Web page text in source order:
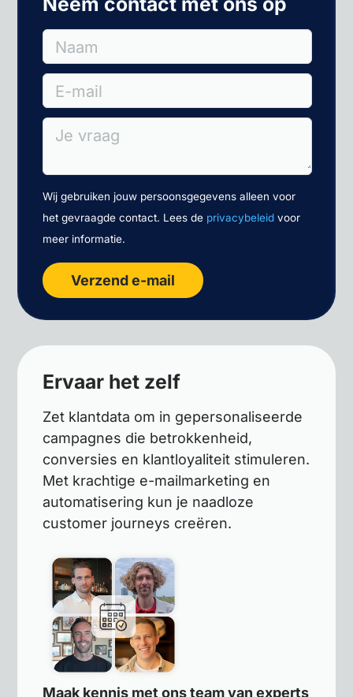
Naam
E-mail
Je vraag
Wij gebruiken jouw persoonsgegevens alleen voor
het gevraagde contact. Lees de privacybeleidvoor
meer informatie.
Verzend e-mail
Ervaar het zelf
Zet klantdata om in gepersonaliseerde
campagnes die betrokkenheid,
conversies en klantloyaliteit stimuleren.
Met krachtige e-mailmarketing en
automatisering kun je naadloze
customer journeys creëren.
Maak kennis met ons team van experts